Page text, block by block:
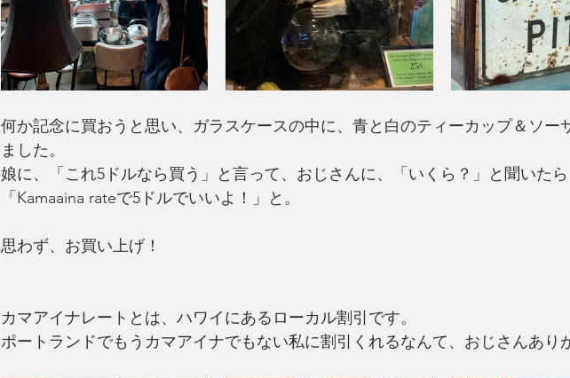
何か記念に買おうと思い、ガラスケースの中に、青と白のティーカップ＆ソー
ました。
娘に、「これ5ドルなら買う」と言って、おじさんに、「いくら？」と聞いたら
「Kamaaina rateで5ドルでいいよ！」と。
思わず、お買い上げ！
カマアイナレートとは、ハワイにあるローカル割引です。
ポートランドでもうカマアイナでもない私に割引くれるなんて、おじさんあり